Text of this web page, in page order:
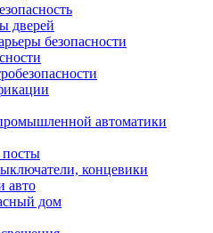
дверей
безопасности
автоматики
концевики
авто
дом